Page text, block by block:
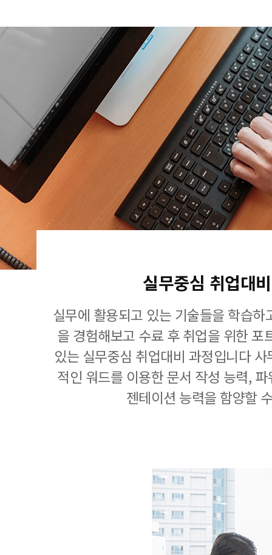
실무중심 취업대
실무에 활용되고 있는 기술들을 학습
을 경험해보고 수료 후 취업을 위한 포
있는 실무중심 취업대비 과정입니다
적인 워드를 이용한 문서 작성 능력,
젠테이션 능력을 함양할